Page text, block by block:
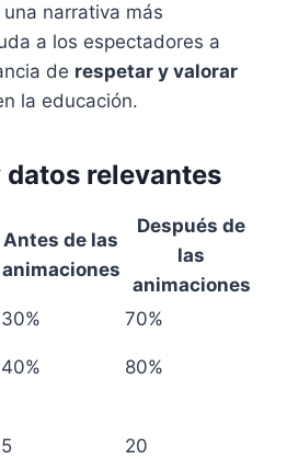
narrativa más
a los espectadores a
de respetar y valorar
la educación.
relevantes
Antes de las
animaciones
Después de
las
animaciones
30%
70%
40% 80%
5 20